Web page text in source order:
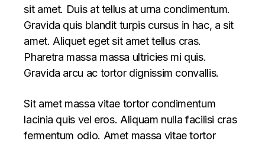
sit amet. Duis at tellus at urna condimentum.
Gravida quis blandit turpis cursus in hac, a sit
amet. Aliquet eget sit amet tellus cras.
Pharetra massa massa ultricies mi quis.
Gravida arcu ac tortor dignissim convallis.
Sit amet massa vitae tortor condimentum
lacinia quis vel eros. Aliquam nulla facilisi cras
fermentum odio. Amet massa vitae tortor